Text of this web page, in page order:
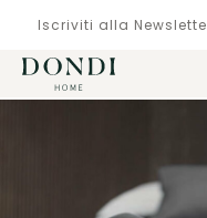
Iscriviti alla